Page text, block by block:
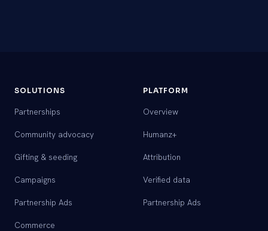
SOLUTIONS
Partnerships
Community advocacy
Gifting & seeding
Campaigns
Partnership Ads
Commerce
PLATFORM
Overview
Humanz+
Attribution
Verified data
Partnership Ads